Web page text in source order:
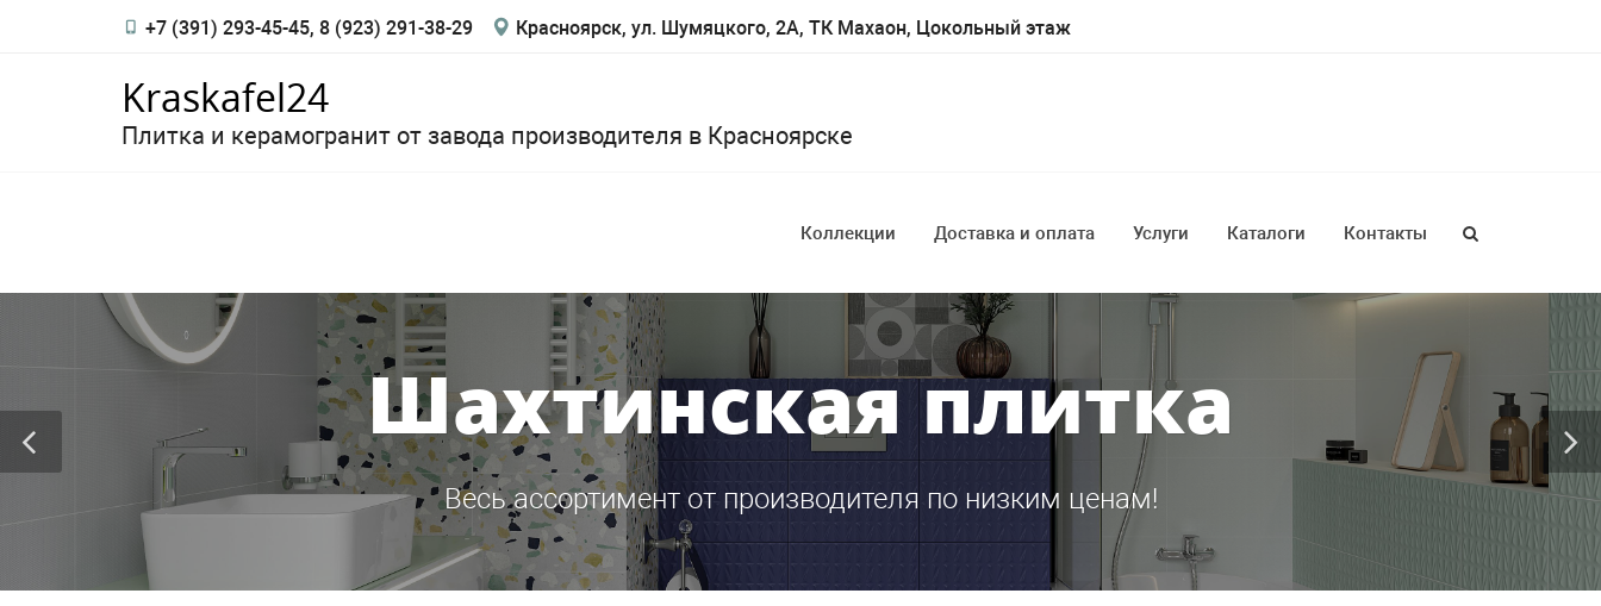
+7 (391) 293-45-45, 8 (923) 291-38-29 Красноярск, ул. Шумяцкого, 2А, ТК Махаон, Цокольный этаж
Kraskafel24
Плитка и керамогранит от завода производителя в Красноярске
Коллекции Доставка и оплата Услуги Каталоги Контакты
Шахтинская плитка
Весь ассортимент от производителя по низким ценам!